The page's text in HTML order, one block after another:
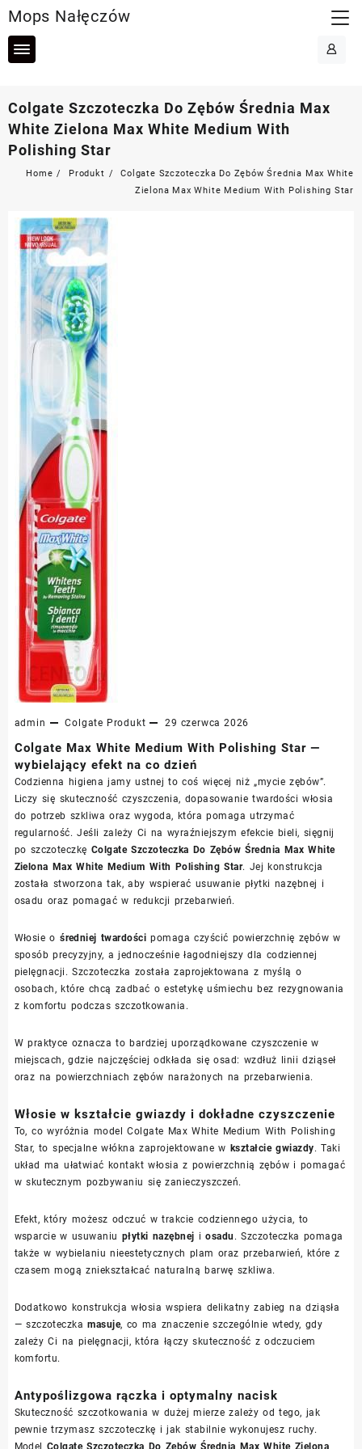
to
content
Mops Nałęczów
Colgate Szczoteczka Do Zębów Średnia Max
White Zielona Max White Medium With
Polishing Star
Home Produkt
Colgate Szczoteczka Do Zębów Średnia Max White
Zielona Max White Medium With Polishing Star
admin Colgate Produkt 29 czerwca 2026
Colgate Max White Medium With Polishing Star —
wybielający efekt na co dzień
Codzienna higiena jamy ustnej to coś więcej niż „mycie zębów”.
Liczy się skuteczność czyszczenia, dopasowanie twardości włosia
do potrzeb szkliwa oraz wygoda, która pomaga utrzymać
regularność. Jeśli zależy Ci na wyraźniejszym efekcie bieli, sięgnij
po szczoteczkę Colgate Szczoteczka Do Zębów Średnia Max White
Zielona Max White Medium With Polishing Star. Jej konstrukcja
została stworzona tak, aby wspierać usuwanie płytki nazębnej i
osadu oraz pomagać w redukcji przebarwień.
Włosie ośredniej twardości pomaga czyścić powierzchnię zębów w
sposób precyzyjny, a jednocześnie łagodniejszy dla codziennej
pielęgnacji. Szczoteczka została zaprojektowana z myślą o
osobach, które chcą zadbać o estetykę uśmiechu bez rezygnowania
z komfortu podczas szczotkowania.
W praktyce oznacza to bardziej uporządkowane czyszczenie w
miejscach, gdzie najczęściej odkłada się osad: wzdłuż linii dziąseł
oraz na powierzchniach zębów narażonych na przebarwienia.
Włosie w kształcie gwiazdy i dokładne czyszczenie
To, co wyróżnia model Colgate Max White Medium With Polishing
Star, to specjalne włókna zaprojektowane w kształcie gwiazdy. Taki
układ ma ułatwiać kontakt włosia z powierzchnią zębów i pomagać
w skutecznym pozbywaniu się zanieczyszczeń.
Efekt, który możesz odczuć w trakcie codziennego użycia, to
wsparcie w usuwaniu płytki nazębnej iosadu . Szczoteczka pomaga
także w wybielaniu nieestetycznych plam oraz przebarwień, które z
czasem mogą zniekształcać naturalną barwę szkliwa.
Dodatkowo konstrukcja włosia wspiera delikatny zabieg na dziąsła
— szczoteczkamasuje, co ma znaczenie szczególnie wtedy, gdy
zależy Ci na pielęgnacji, która łączy skuteczność z odczuciem
komfortu.
Antypoślizgowa rączka i optymalny nacisk
Skuteczność szczotkowania w dużej mierze zależy od tego, jak
pewnie trzymasz szczoteczkę i jak stabilnie wykonujesz ruchy.
Model Colgate Szczoteczka Do Zębów Średnia Max White Zielona